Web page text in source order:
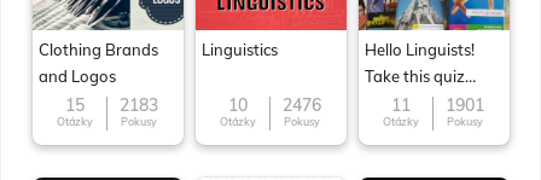
Clothing Brands
and Logos
15
Otázky
2183
Pokusy
Linguistics
10
Otázky
2476
Pokusy
Hello Linguists!
Take this quiz
now!11
Otázky
1901
Pokusy